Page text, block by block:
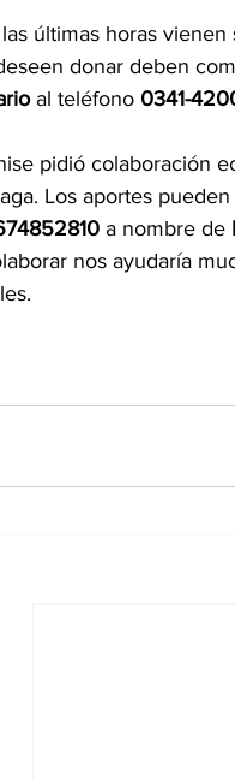
últimas horas
donar deben
al teléfono 0341-
pidió colaboración
Los aportes
a nombre de
nos ayudaría